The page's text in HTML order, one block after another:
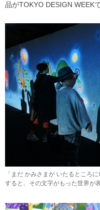
品がTOKYO DESIGN WEEKで
「まだ かみさまが いたるところ
すると、その文字がもった世界が